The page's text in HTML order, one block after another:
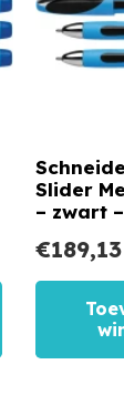
Slider
– zwart
€189,13